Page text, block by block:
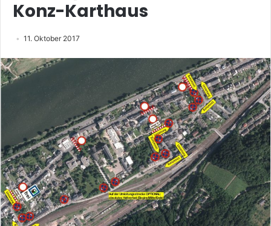
Konz-Karthaus
11. Oktober 2017